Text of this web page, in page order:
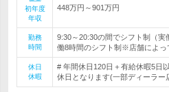
初年度
年収
448万円～901万円
勤務
時間
9:30～20:30の間でシフト制（
働8時間のシフト制※店舗によっ
休日
休暇
# 年間休日120日＋有給休暇5日
休日となります(一部ディーラー